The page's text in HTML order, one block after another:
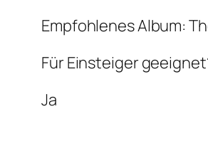
Empfohlenes Album:
Für Einsteiger
Ja